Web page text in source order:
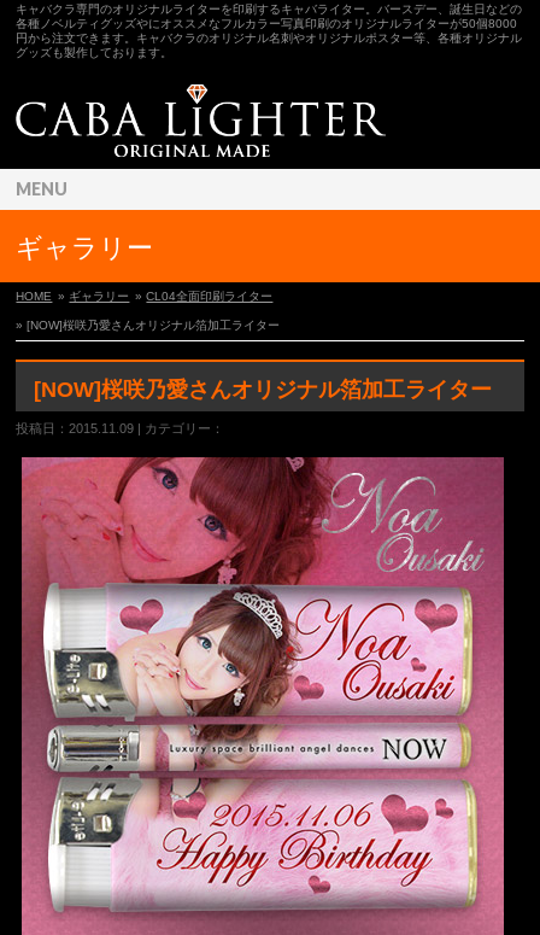
キャバクラ専門のオリジナルライターを印刷するキャバライター。バースデー、誕生日などの
各種ノベルティグッズやにオススメなフルカラー写真印刷のオリジナルライターが50個8000
円から注文できます。キャバクラのオリジナル名刺やオリジナルポスター等、各種オリジナル
グッズも製作しております。
MENU
ギャラリー
HOME » ギャラリー »CL04全面印刷ライター
» [NOW]桜咲乃愛さんオリジナル箔加工ライター
[NOW]桜咲乃愛さんオリジナル箔加工ライター
投稿日：2015.11.09 | カテゴリー：